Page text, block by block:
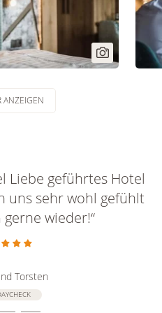
ANZEIGEN
Liebe geführtes Hotel
uns sehr wohl gefühlt
wieder!“
Torsten